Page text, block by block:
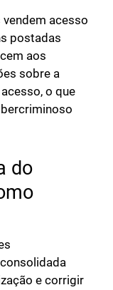
acesso
postadas
aos
sobre a
o que
do
e corrigir